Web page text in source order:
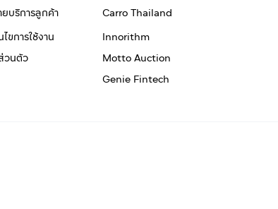
บริการลูกค้า
ขการใช้งาน
วนตัว
Carro Thailand
Innorithm
Motto Auction
Genie Fintech